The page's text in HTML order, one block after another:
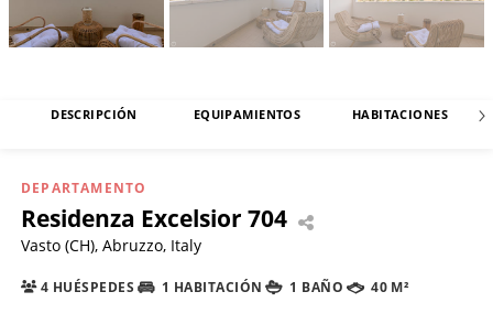
DESCRIPCIÓN EQUIPAMIENTOS HABITACIONES
DEPARTAMENTO
Residenza Excelsior 704
Vasto (CH), Abruzzo, Italy
4 HUÉSPEDES 1 HABITACIÓN 1 BAÑO 40 M²